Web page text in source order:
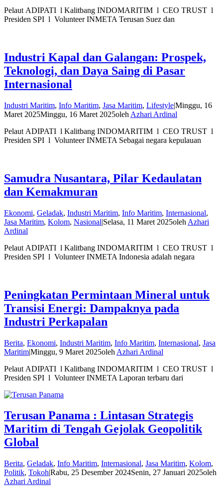
Pelaut ADIPATI l Kalitbang INDOMARITIM l CEO TRUST l
Presiden SPI l Volunteer INMETA Terusan Suez dan
Industri Kapal dan Galangan: Prospek,
Teknologi, dan Daya Saing di Pasar
Internasional
Industri Maritim, Info Maritim, Jasa Maritim, Lifestyle|Minggu, 16
Maret 2025Minggu, 16 Maret 2025oleh Azhari Ardinal
Pelaut ADIPATI l Kalitbang INDOMARITIM l CEO TRUST l
Presiden SPI l Volunteer INMETA Sebagai negara kepulauan
Samudra Nusantara, Pilar Kedaulatan
dan Kemakmuran
Ekonomi, Geladak, Industri Maritim, Info Maritim, Internasional,
Jasa Maritim, Kolom, Nasional|Selasa, 11 Maret 2025oleh Azhari
Ardinal
Pelaut ADIPATI l Kalitbang INDOMARITIM l CEO TRUST l
Presiden SPI l Volunteer INMETA Indonesia adalah negara
Peningkatan Permintaan Mineral untuk
Transisi Energi: Dampaknya pada
Industri Perkapalan
Berita, Ekonomi, Industri Maritim, Info Maritim, Internasional, Jasa
Maritim|Minggu, 9 Maret 2025oleh Azhari Ardinal
Pelaut ADIPATI l Kalitbang INDOMARITIM l CEO TRUST l
Presiden SPI l Volunteer INMETA Laporan terbaru dari
Terusan Panama : Lintasan Strategis
Maritim di Tengah Gejolak Geopolitik
Global
Berita, Geladak, Info Maritim, Internasional, Jasa Maritim, Kolom,
Politik, Tokoh|Rabu, 25 Desember 2024Senin, 27 Januari 2025oleh
Azhari Ardinal